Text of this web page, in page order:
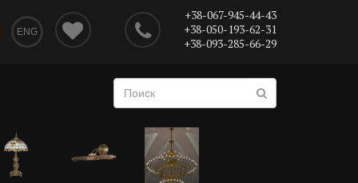
ENG
+38-067-945-44-43
+38-050-193-62-31
+38-093-285-66-29